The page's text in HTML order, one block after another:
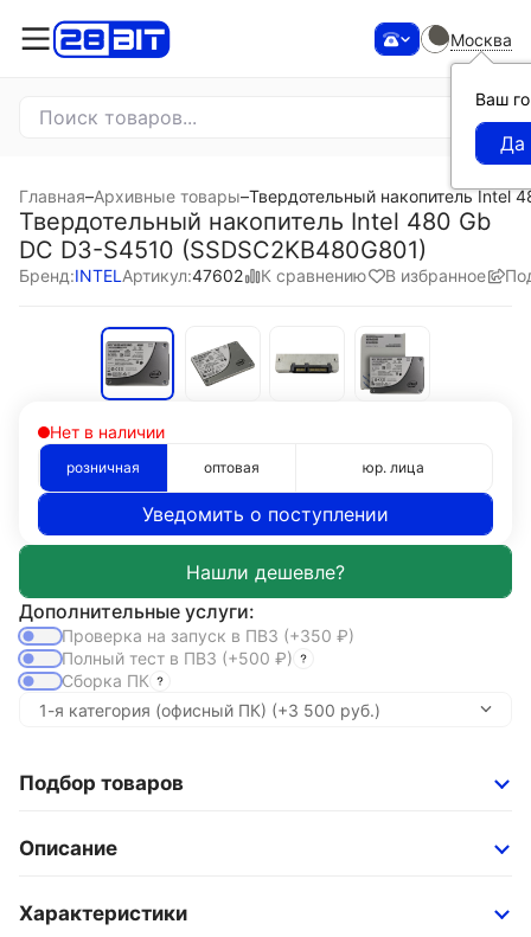
Москва
Ваш
Главная–Архивные товары–Твердотельный накопитель Intel
Твердотельный накопитель Intel 480 Gb
DC D3-S4510 (SSDSC2KB480G801)
Бренд:INTEL Артикул:47602 К сравнению В избранное
Нет в наличии
розничная оптовая юр. лица
Уведомить о поступлении
Дополнительные услуги:
Проверка на запуск в ПВЗ (+350 ₽)
Полный тест в ПВЗ (+500 ₽)
Сборка ПК
Подбор товаров
Описание
Характеристики